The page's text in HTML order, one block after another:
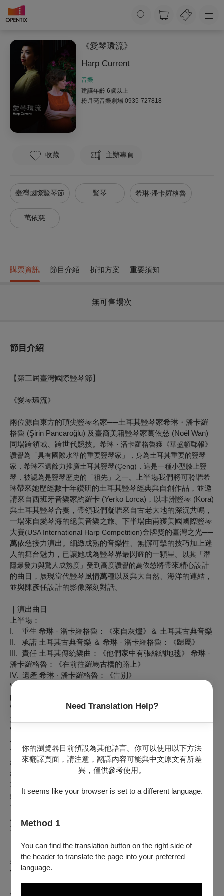
Need Translation Help?
你的瀏覽器目前預設為其他語言。你可以使用以下方法
來翻譯頁面，請注意，翻譯內容可能與中文原文有所差
異，僅供參考使用。
It seems like your browser is set to a different language.
Method 1
You can find the translation button on the right side of
the header to translate the page into your preferred
language.
《愛琴環流》
Harp Current
音樂
建議年齡 6歲以上
粉月亮音樂劇場 0935-727818
收藏 主辦專頁
臺灣國際豎琴節 豎琴 希琳‧潘卡羅格魯
萬依慈
購票資訊 節目介紹 折扣方案 重要須知
無可售場次
節目介紹
【第三屆臺灣國際豎琴節】
《愛琴環流》
兩位源自東方的頂尖豎琴名家──土耳其豎琴家希琳・潘卡羅
格魯 (Şirin Pancaroğlu) 及臺裔美籍豎琴家萬依慈 (Noël Wan)
同場跨領域、跨世代競技。 希琳・潘卡羅格魯獲《華盛頓郵報》
讚譽為「具有國際水準的重要豎琴家 」，身為土耳其重要的豎琴
家，希琳不遺餘力推廣土耳其豎琴(Çeng) ，這是一種小型膝上豎
琴，被認為是豎琴歷史的「祖先」之一。
上半場我們將可聆聽希
琳帶來她歷經數十年鑽研的土耳其豎琴經典與自創作品，並邀
請來自西班牙音樂家約羅卡 (Yerko Lorca)，以非洲豎琴 (Kora)
與土耳其豎琴合奏，帶領我們凝聽來自古老大地的深沉共鳴，
一場來自愛琴海的絕美音樂之旅。下半場由甫獲美國國際豎琴
大賽(USA International Harp Competition)金牌獎的臺灣之光──
萬依慈接力演出。細緻成熟的音樂性、無懈可擊的技巧加上迷
人的舞台魅力，已讓她成為豎琴界最閃耀的一顆星。
以其「潛
隱爆發力與驚人成熟度」受到高度讚譽的萬依慈將帶來精心設計
的曲目，展現當代豎琴風情萬種以及與大自然、海洋的連結，
並與陳彥任設計的影像深刻對話。
｜演出曲目｜
上半場：
I. 重⽣ 希琳 · 潘卡羅格魯：《來⾃灰燼》＆ ⼟耳其古典⾳樂
II. 承諾 ⼟耳其古典⾳樂 ＆ 希琳 · 潘卡羅格魯：《歸屬》
III. 責任 ⼟耳其傳統樂曲：《他們家中有張絲綢地毯》 希琳 ·
潘卡羅格魯：《在前往羅⾺古橋的路上》
IV. 遺產 希琳 · 潘卡羅格魯：《告別》
V. 團結
曲：《愛者不朽》
VI. 創造
⼟耳其古典⾳樂 ＆ 希琳 · 潘卡羅格魯：《早安隆
加》
VII. 多元
---------------------------------------------------------------------------------
下半場：
杜尼耶：奇幻鳥舍，選自《意象》組曲第四號，作品39
杜韻：《內在海洋》
葛拉納多斯：〈少女與夜鶯〉，選自《哥雅畫集》
維拉─羅伯斯 (1887-1959)：黑天鵝之歌
雷德媛：〈禮儀之樂〉、〈日本俳句I〉、〈山中寺廟之
鳥〉、〈日本俳句III〉、〈滿州人〉，選自《來自東方之門》
葛令卡 ：《雲雀》
｜演出名單｜
希琳・潘卡羅格魯 Şirin Pancaroğlu、萬依慈Noël Wan、約羅卡
Yerko Lorca